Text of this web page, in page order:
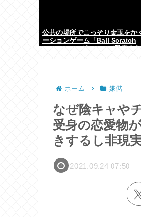
公共の場所でこっそり金玉をか
ーションゲーム「Ball Scratch
ホーム 嫌儲
なぜ陰キャや
受身の恋愛物
きするし非現
2021.09.24 07:50